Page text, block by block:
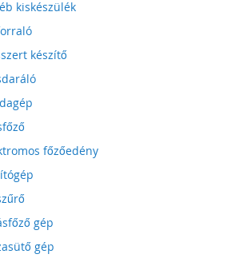
kiskészülék
készítő
főzőedény
gép
gép